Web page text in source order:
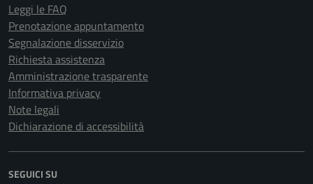
Leggi le FAQ
Prenotazione appuntamento
Segnalazione disservizio
Richiesta assistenza
Amministrazione trasparente
Informativa privacy
Note legali
Dichiarazione di accessibilità
SEGUICI SU